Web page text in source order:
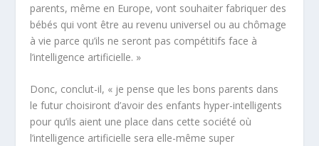
parents, même en Europe, vont souhaiter fabriquer des
bébés qui vont être au revenu universel ou au chômage
à vie parce qu’ils ne seront pas compétitifs face à
l’intelligence artificielle. »
Donc, conclut-il, « je pense que les bons parents dans
le futur choisiront d’avoir des enfants hyper-intelligents
pour qu’ils aient une place dans cette société où
l’intelligence artificielle sera elle-même super